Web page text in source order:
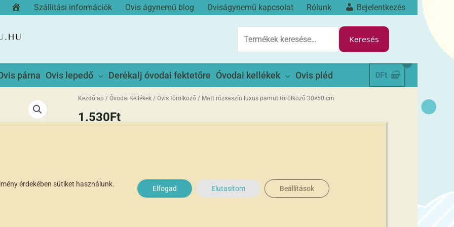
Kezdőoldal
Szállítási információk Ovis ágynemű blog Oviságynemű kapcsolat Rólunk
Bejelentkezés
Keresés
párna Ovis lepedő Derékalj óvodai fektetőre Óvodai kellékek Ovis pléd 0Ft
Kezdőlap /Óvodai kellékek /Ovis törölköző / Matt rózsaszín luxus pamut törölköző 30×50 cm
1.530Ft
30*50 cm
óvodai kéztörlő
érdekében sütiket használunk.
Elfogad Elutasítom Beállítások